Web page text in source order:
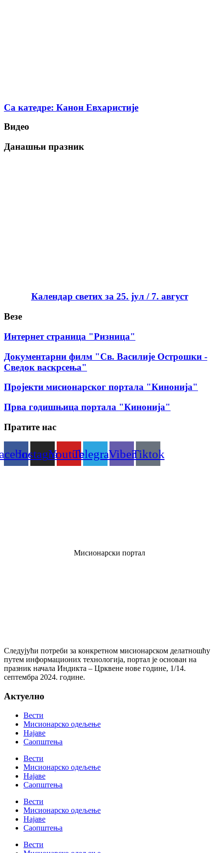
Са катедре: Канон Евхаристије
Видео
Данашњи празник
Календар светих за 25. јул / 7. август
Везе
Интернет страница "Ризница"
Документарни филм "Св. Василије Острошки -
Сведок васкрсења"
Пројекти мисионарског портала "Кинонија"
Прва годишњица портала "Кинонија"
Пратите нас
InstagramYoutubeTelegramViberTiktok
Мисионарски портал
Следујући потреби за конкретном мисионарском делатношћу
путем информационих технологија, портал је основан на
празник начала Индикта – Црквене нове године, 1/14.
септембра 2024. године.
Актуелно
Вести
Мисионарско одељење
Најаве
Саопштења
Вести
Мисионарско одељење
Најаве
Саопштења
Вести
Мисионарско одељење
Најаве
Саопштења
Вести